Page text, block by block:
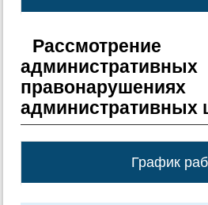
административных
административных
График